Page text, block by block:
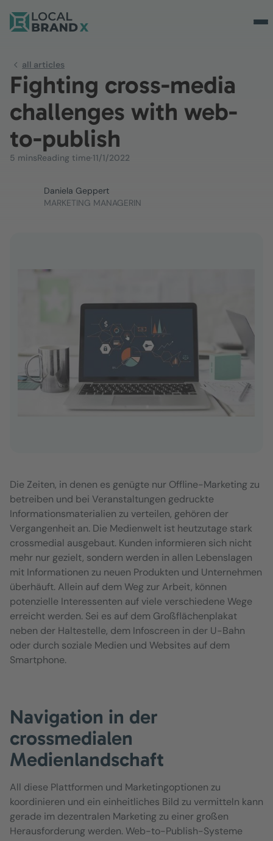
all articles
Fighting cross-media
challenges with web-
to-publish
5 minsReading time·11/1/2022
Daniela Geppert
MARKETING MANAGERIN
Die Zeiten, in denen es genügte nur Offline-Marketing zu
betreiben und bei Veranstaltungen gedruckte
Informationsmaterialien zu verteilen, gehören der
Vergangenheit an. Die Medienwelt ist heutzutage stark
crossmedial ausgebaut. Kunden informieren sich nicht
mehr nur gezielt, sondern werden in allen Lebenslagen
mit Informationen zu neuen Produkten und Unternehmen
überhäuft. Allein auf dem Weg zur Arbeit, können
potenzielle Interessenten auf viele verschiedene Wege
erreicht werden. Sei es auf dem Großflächenplakat
neben der Haltestelle, dem Infoscreen in der U-Bahn
oder durch soziale Medien und Websites auf dem
Smartphone.
Navigation in der
crossmedialen
Medienlandschaft
All diese Plattformen und Marketingoptionen zu
koordinieren und ein einheitliches Bild zu vermitteln kann
gerade im dezentralen Marketing zu einer großen
Herausforderung werden. Web-to-Publish-Systeme